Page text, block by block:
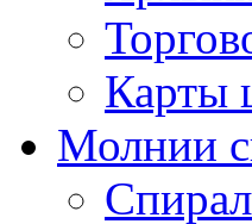
Карты
Молнии